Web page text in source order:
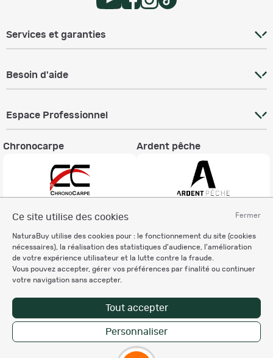
Fermer
Ce site utilise des cookies
NaturaBuy utilise des cookies pour : le fonctionnement du site (cookies
nécessaires), la réalisation des statistiques d'audience, l'amélioration
de votre expérience utilisateur et la lutte contre la fraude.
Vous pouvez accepter, gérer vos préférences par finalité ou continuer
votre navigation sans accepter.
Tout accepter
Personnaliser
Enregistrer la recherche
Services et garanties
Besoin d'aide
Espace Professionnel
Chronocarpe Ardent pêche
Charte éthique
Mentions légales
Règlement & Conditions d'utilisation
Politique de protection
des données personnelles
Personnalisation des cookies
Copyright © 2007-2026 NaturaBuy. Tous droits réservés. N°CNIL: 1239459.
Les marques commerciales mentionnées appartiennent à leurs propriétaires